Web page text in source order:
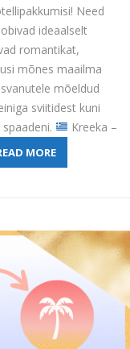
Need
ideaalselt
romantikat,
mõnes maailma
mõeldud
sviitidest kuni
Kreeka –
MORE